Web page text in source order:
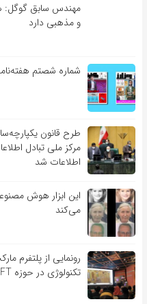
مهندس سابق گوگل:
و مذهبی دارد
شماره شصتم
طرح قانون
مرکز ملی تبادل
اطلاعات شد
این ابزار هوش
می‌کند
رونمایی از پلتفرم
تکنولوژی در حوزه NFT